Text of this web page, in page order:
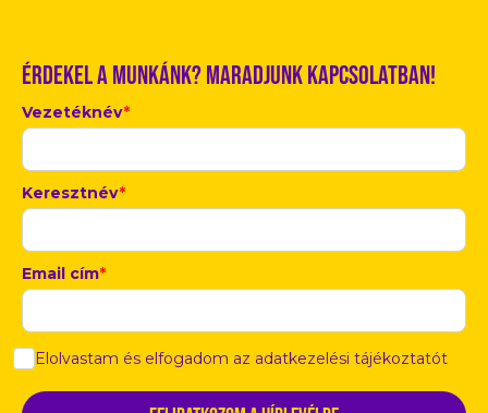
Érdekel a munkánk? Maradjunk kapcsolatban!
Vezetéknév*
Keresztnév*
Email cím*
Elolvastam és elfogadom az adatkezelési tájékoztatót